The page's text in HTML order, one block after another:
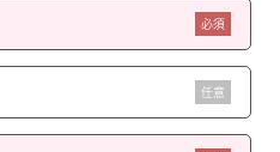
必須
任意